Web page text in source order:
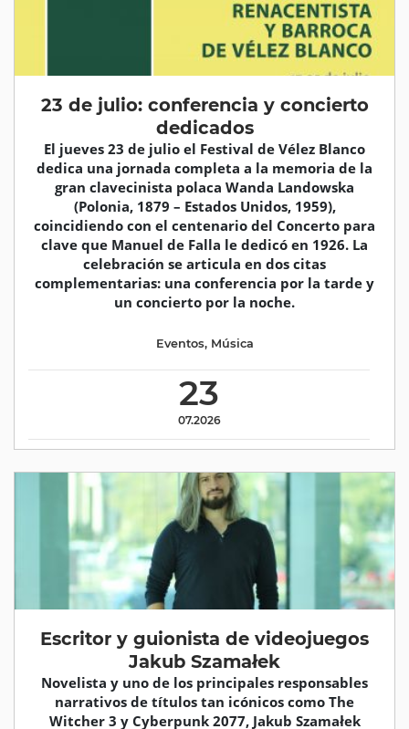
23 de julio: conferencia y concierto
dedicados
El jueves 23 de julio el Festival de Vélez Blanco
dedica una jornada completa a la memoria de la
gran clavecinista polaca Wanda Landowska
(Polonia, 1879 – Estados Unidos, 1959),
coincidiendo con el centenario del Concerto para
clave que Manuel de Falla le dedicó en 1926. La
celebración se articula en dos citas
complementarias: una conferencia por la tarde y
un concierto por la noche.
23
07.2026
Eventos, Música
Escritor y guionista de videojuegos
Jakub Szamałek
Novelista y uno de los principales responsables
narrativos de títulos tan icónicos como The
Witcher 3 y Cyberpunk 2077, Jakub Szamałek